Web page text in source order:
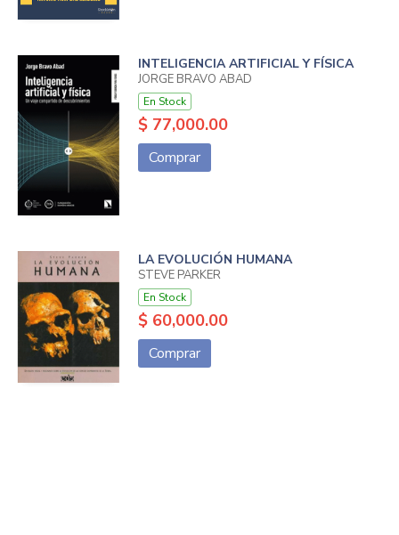
INTELIGENCIA ARTIFICIAL Y FÍSICA
JORGE BRAVO ABAD
En Stock
$ 77,000.00
Comprar
LA EVOLUCIÓN HUMANA
STEVE PARKER
En Stock
$ 60,000.00
Comprar